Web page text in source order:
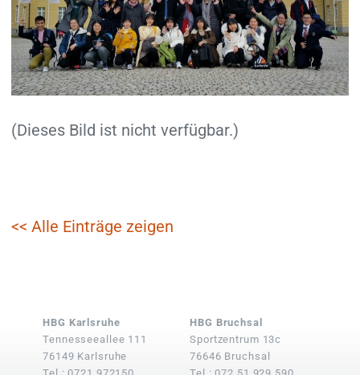
(Dieses Bild ist nicht verfügbar.)
<< Alle Einträge zeigen
HBG Karlsruhe
Tennesseeallee 111
76149 Karlsruhe
HBG Bruchsal
Sportzentrum 13c
76646 Bruchsal